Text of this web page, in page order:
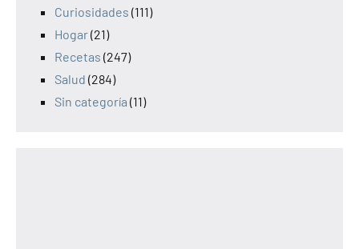
Curiosidades (111)
Hogar(21)
Recetas (247)
Salud (284)
Sin categoría (11)